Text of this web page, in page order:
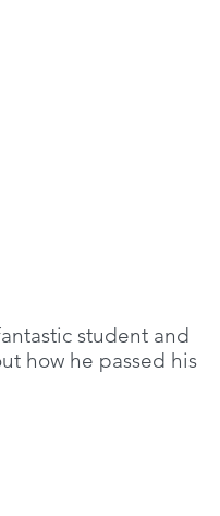
student and
how he passed his